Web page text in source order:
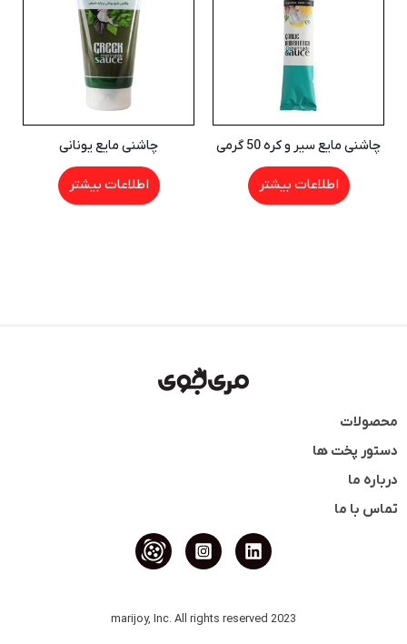
چاشنی مایع سیر و کره 50 گرمی
اطلاعات بیشتر
چاشنی مایع یونانی
اطلاعات بیشتر
محصولات
دستور پخت ها
درباره ما
تماس با ما
2023 marijoy, Inc. All rights reserved